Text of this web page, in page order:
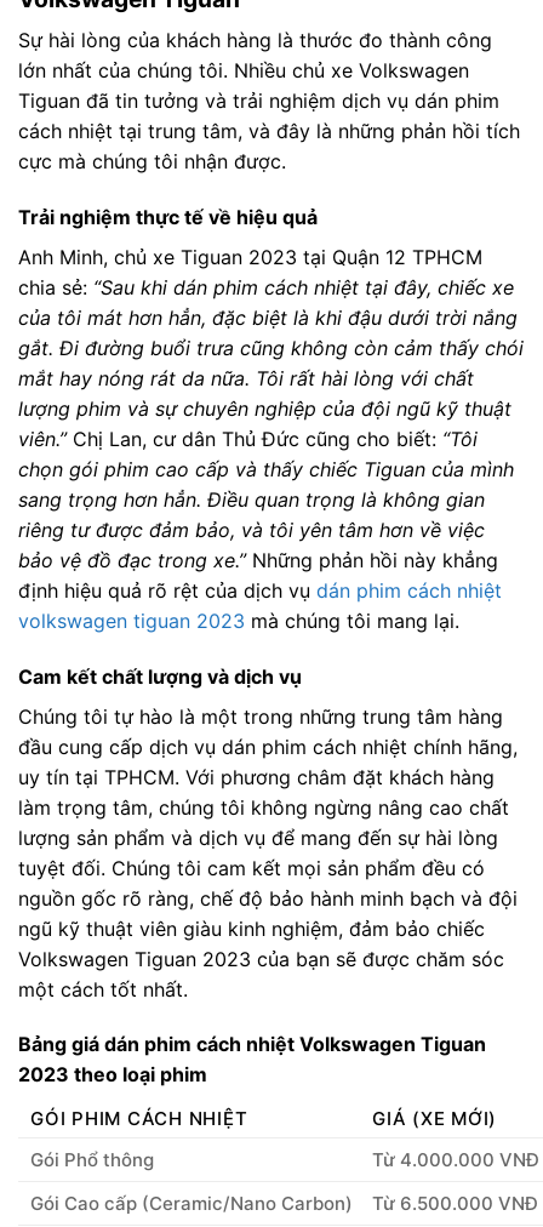
Sự hài lòng của khách hàng là thước đo thành công
lớn nhất của chúng tôi. Nhiều chủ xe Volkswagen
Tiguan đã tin tưởng và trải nghiệm dịch vụ dán phim
cách nhiệt tại trung tâm, và đây là những phản hồi tích
cực mà chúng tôi nhận được.
Trải nghiệm thực tế về hiệu quả
Anh Minh, chủ xe Tiguan 2023 tại Quận 12 TPHCM
chia sẻ: “Sau khi dán phim cách nhiệt tại đây, chiếc xe
của tôi mát hơn hẳn, đặc biệt là khi đậu dưới trời nắng
gắt. Đi đường buổi trưa cũng không còn cảm thấy chói
mắt hay nóng rát da nữa. Tôi rất hài lòng với chất
lượng phim và sự chuyên nghiệp của đội ngũ kỹ thuật
viên.”Chị Lan, cư dân Thủ Đức cũng cho biết: “Tôi
chọn gói phim cao cấp và thấy chiếc Tiguan của mình
sang trọng hơn hẳn. Điều quan trọng là không gian
riêng tư được đảm bảo, và tôi yên tâm hơn về việc
bảo vệ đồ đạc trong xe.”Những phản hồi này khẳng
định hiệu quả rõ rệt của dịch vụ dán phim cách nhiệt
volkswagen tiguan 2023 mà chúng tôi mang lại.
Cam kết chất lượng và dịch vụ
Chúng tôi tự hào là một trong những trung tâm hàng
đầu cung cấp dịch vụ dán phim cách nhiệt chính hãng,
uy tín tại TPHCM. Với phương châm đặt khách hàng
làm trọng tâm, chúng tôi không ngừng nâng cao chất
lượng sản phẩm và dịch vụ để mang đến sự hài lòng
tuyệt đối. Chúng tôi cam kết mọi sản phẩm đều có
nguồn gốc rõ ràng, chế độ bảo hành minh bạch và đội
ngũ kỹ thuật viên giàu kinh nghiệm, đảm bảo chiếc
Volkswagen Tiguan 2023 của bạn sẽ được chăm sóc
một cách tốt nhất.
Bảng giá dán phim cách nhiệt Volkswagen Tiguan
2023 theo loại phim
GÓI PHIM CÁCH NHIỆT
GIÁ (XE MỚI)
Gói Phổ thông
Từ 4.000.000 VNĐ
Gói Cao cấp (Ceramic/Nano Carbon)
Từ 6.500.000 VNĐ